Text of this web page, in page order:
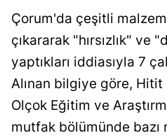
Çorum'da çeşitli
çıkararak "hırsızlık" ve
yaptıkları iddiasıyla 7
Alınan bilgiye göre,
Olçok Eğitim ve
mutfak bölümünde bazı